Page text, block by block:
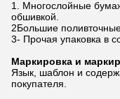
1. Многослойные
обшивкой.
2Большие
3- Прочая упаковка в
Маркировка и
Язык, шаблон и
покупателя.